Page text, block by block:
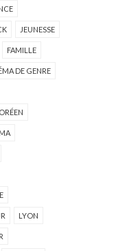
JEUNESSE
FAMILLE
DE GENRE
LYON